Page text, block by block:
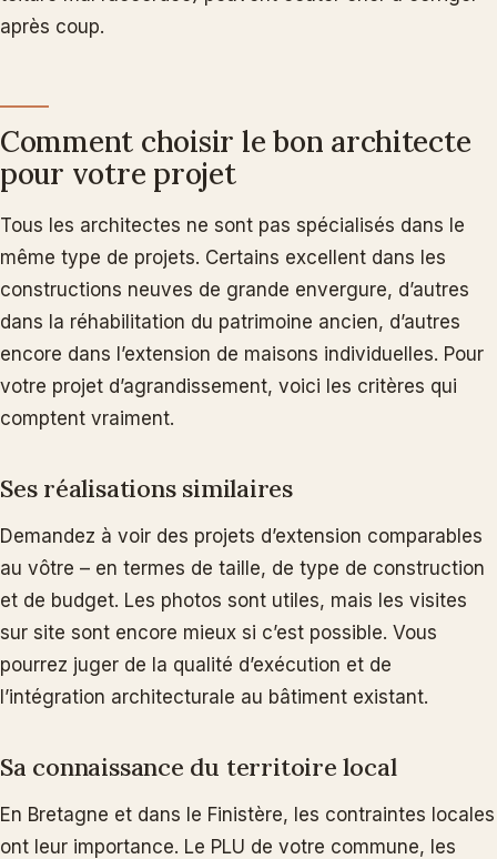
après coup.
Comment choisir le bon architecte
pour votre projet
Tous les architectes ne sont pas spécialisés dans le
même type de projets. Certains excellent dans les
constructions neuves de grande envergure, d’autres
dans la réhabilitation du patrimoine ancien, d’autres
encore dans l’extension de maisons individuelles. Pour
votre projet d’agrandissement, voici les critères qui
comptent vraiment.
Ses réalisations similaires
Demandez à voir des projets d’extension comparables
au vôtre – en termes de taille, de type de construction
et de budget. Les photos sont utiles, mais les visites
sur site sont encore mieux si c’est possible. Vous
pourrez juger de la qualité d’exécution et de
l’intégration architecturale au bâtiment existant.
Sa connaissance du territoire local
En Bretagne et dans le Finistère, les contraintes locales
ont leur importance. Le PLU de votre commune, les